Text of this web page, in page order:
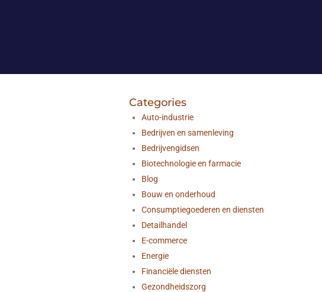
Categories
Auto-industrie
Bedrijven en samenleving
Bedrijvengidsen
Biotechnologie en farmacie
Blog
Bouw en onderhoud
Consumptiegoederen en diensten
Detailhandel
E-commerce
Energie
Financiële diensten
Gezondheidszorg